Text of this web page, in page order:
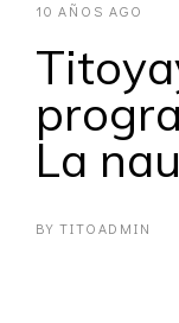
10 AÑOS AGO
La
BYTITOADMIN